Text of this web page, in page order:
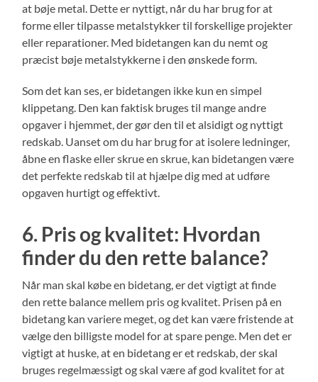
at bøje metal. Dette er nyttigt, når du har brug for at
forme eller tilpasse metalstykker til forskellige projekter
eller reparationer. Med bidetangen kan du nemt og
præcist bøje metalstykkerne i den ønskede form.
Som det kan ses, er bidetangen ikke kun en simpel
klippetang. Den kan faktisk bruges til mange andre
opgaver i hjemmet, der gør den til et alsidigt og nyttigt
redskab. Uanset om du har brug for at isolere ledninger,
åbne en flaske eller skrue en skrue, kan bidetangen være
det perfekte redskab til at hjælpe dig med at udføre
opgaven hurtigt og effektivt.
6. Pris og kvalitet: Hvordan
finder du den rette balance?
Når man skal købe en bidetang, er det vigtigt at finde
den rette balance mellem pris og kvalitet. Prisen på en
bidetang kan variere meget, og det kan være fristende at
vælge den billigste model for at spare penge. Men det er
vigtigt at huske, at en bidetang er et redskab, der skal
bruges regelmæssigt og skal være af god kvalitet for at